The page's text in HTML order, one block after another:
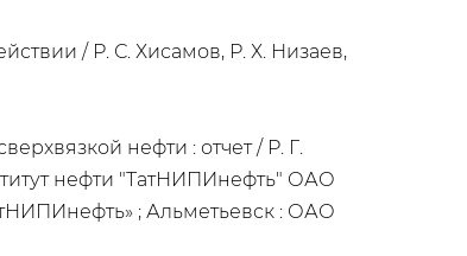
/ Р. С. Хисамов, Р. Х. Низаев,
нефти : отчет / Р. Г.
нефти "ТатНИПИнефть" ОАО
; Альметьевск : ОАО